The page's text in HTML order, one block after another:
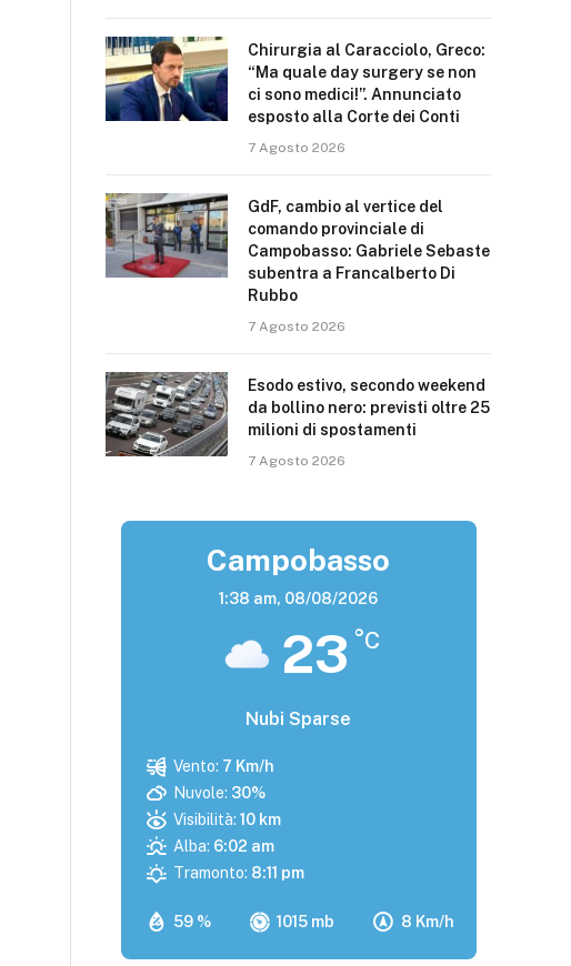
Chirurgia al Caracciolo, Greco:
“Ma quale day surgery se non
ci sono medici!”. Annunciato
esposto alla Corte dei Conti
7 Agosto 2026
GdF, cambio al vertice del
comando provinciale di
Campobasso: Gabriele Sebaste
subentra a Francalberto Di
Rubbo
7 Agosto 2026
Esodo estivo, secondo weekend
da bollino nero: previsti oltre 25
milioni di spostamenti
7 Agosto 2026
Campobasso
1:38 am, 08/08/2026
23 °C
Nubi Sparse
59 % 1015 mb 8 Km/h
Vento: 7 Km/h
Nuvole: 30%
Visibilità: 10 km
Alba: 6:02 am
Tramonto: 8:11 pm